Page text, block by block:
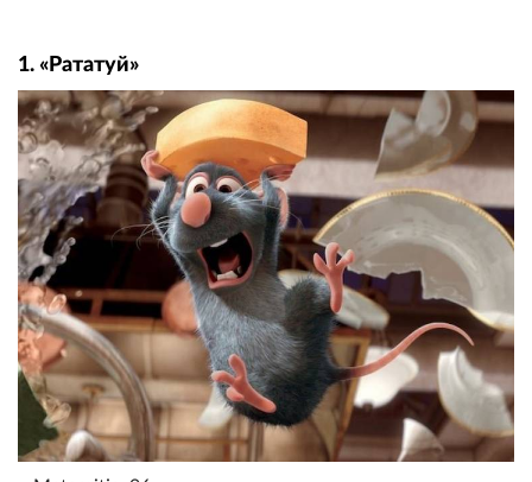
1. «Рататуй»